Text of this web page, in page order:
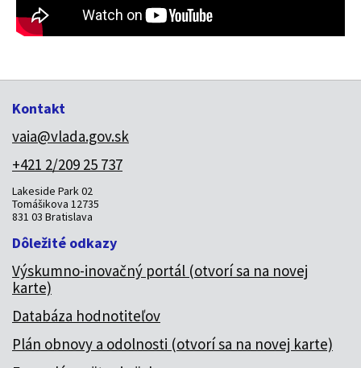
Kontakt
vaia@vlada.gov.sk
+421 2/209 25 737
Lakeside Park 02
Tomášikova 12735
831 03 Bratislava
Dôležité odkazy
Výskumno-inovačný portál (otvorí sa na novej
karte)
Databáza hodnotiteľov
Plán obnovy a odolnosti (otvorí sa na novej karte)